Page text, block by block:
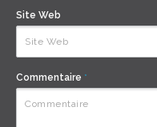
Site Web
Commentaire *